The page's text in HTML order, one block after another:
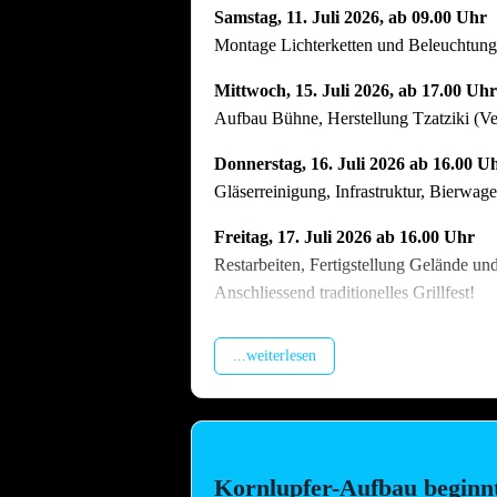
Samstag, 11. Juli 2026, ab 09.00 Uhr
Montage Lichterketten und
Mittwoch, 15. Juli 2026, ab 17.00 Uhr
Aufbau Bühne, Herstellung Tzatziki
Donnerstag, 16. Juli 2026 ab 16.00
Gläserreinigung, Infrastruktur,
Freitag, 17. Juli 2026 ab 16.00 Uhr
Restarbeiten, Fertigstellung Gelände
Anschliessend traditionelles Grillfest!
Samstag, 18. Juli 2026 ab 09.00 Uhr
Dekoration Festplatz, Preisaushang,
...weiterlesen
Kornlupfer-Aufbau